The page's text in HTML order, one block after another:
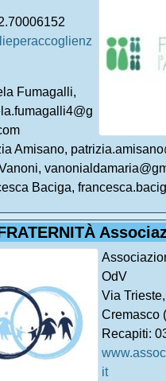
Fumagalli,
Amisano,
Baciga,
OdV
Via
Cremasco
Recapiti:
it